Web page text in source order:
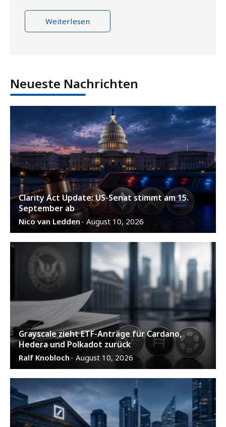
Weiterlesen
Neueste Nachrichten
Clarity Act Update: US-Senat stimmt am 15.
September ab
Nico van Ledden- August 10, 2026
Grayscale zieht ETF-Anträge für Cardano,
Hedera und Polkadot zurück
Ralf Knobloch- August 10, 2026